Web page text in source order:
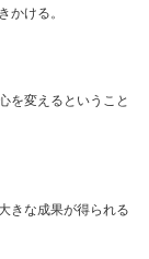
かける。
を変えるということ
きな成果が得られる